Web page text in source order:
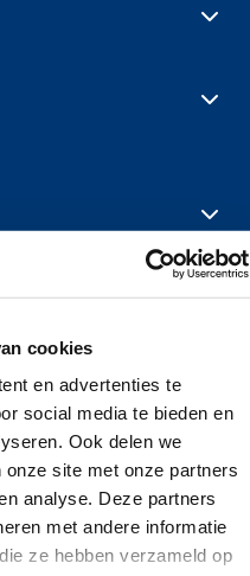
cookies
en advertenties te
social media te bieden en
Ook delen we
site met onze partners
analyse. Deze partners
met andere informatie
ze hebben verzameld op
selectie ICT